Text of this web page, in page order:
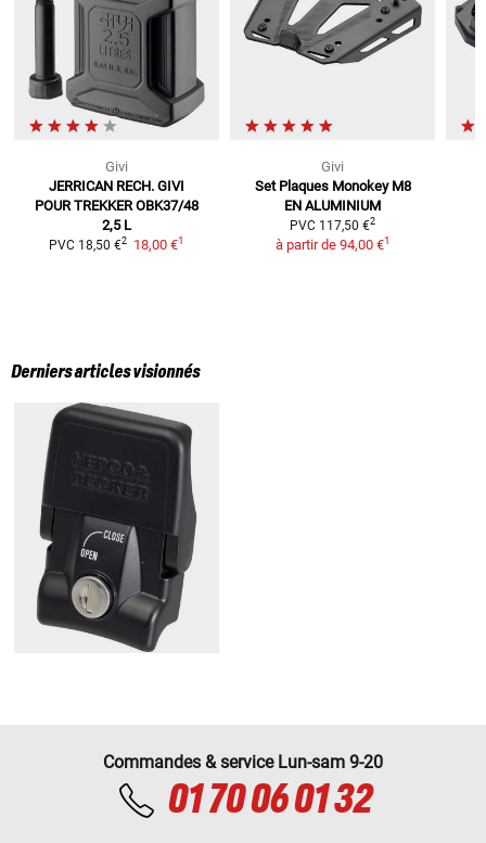
Givi
JERRICAN RECH. GIVI
POUR TREKKER OBK37/48
2,5 L
PVC 18,50 €2 18,00 €1
Givi
Set Plaques Monokey M8
EN ALUMINIUM
PVC 117,50 €2
à partir de 94,00 €1
Derniers articles visionnés
Commandes & service Lun-sam 9-20
01 70 06 01 32